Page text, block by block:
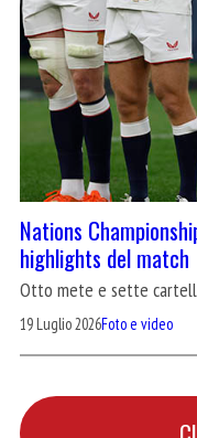
Nations
highlights del match
Otto mete e sette
19 Luglio 2026Foto e video